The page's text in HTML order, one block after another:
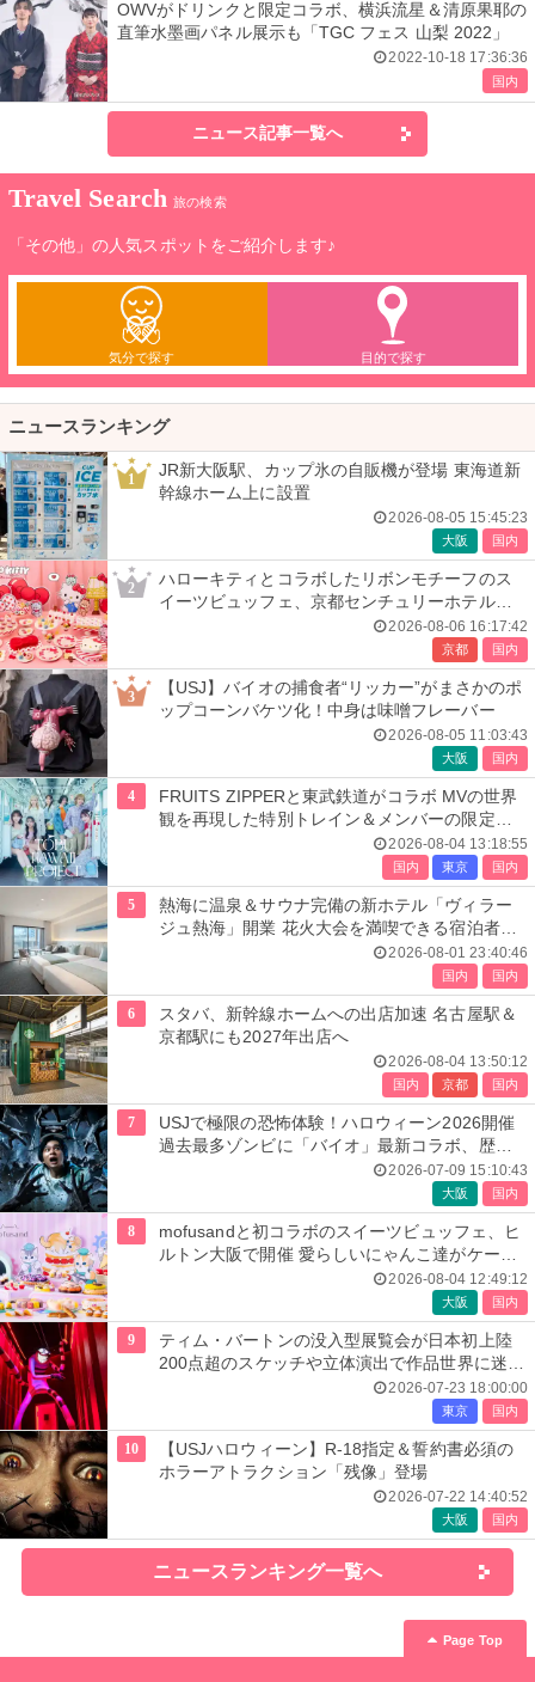
OWVがドリンクと限定コラボ、横浜流星＆清原果耶の
直筆水墨画パネル展示も「TGC フェス 山梨 2022」
2022-10-18 17:36:36
国内
ニュース記事一覧へ
Travel Search 旅の検索
「その他」の人気スポットをご紹介します♪
気分で探す 目的で探す
ニュースランキング
1
JR新大阪駅、カップ氷の自販機が登場 東海道新
幹線ホーム上に設置
2026-08-05 15:45:23
大阪 国内
2
ハローキティとコラボしたリボンモチーフのス
イーツビュッフェ、京都センチュリーホテルで
2026-08-06 16:17:42
京都 国内
3
【USJ】バイオの捕食者“リッカー”がまさかのポ
ップコーンバケツ化！中身は味噌フレーバー
2026-08-05 11:03:43
大阪 国内
4
FRUITS ZIPPERと東武鉄道がコラボ MVの世界
観を再現した特別トレイン＆メンバーの限定ア
2026-08-04 13:18:55
国内 東京 国内
5
熱海に温泉＆サウナ完備の新ホテル「ヴィラー
ジュ熱海」開業 花火大会を満喫できる宿泊者専
2026-08-01 23:40:46
国内 国内
6
スタバ、新幹線ホームへの出店加速 名古屋駅＆
京都駅にも2027年出店へ
2026-08-04 13:50:12
国内 京都 国内
7
USJで極限の恐怖体験！ハロウィーン2026開催
過去最多ゾンビに「バイオ」最新コラボ、歴代
2026-07-09 15:10:43
大阪 国内
8
mofusandと初コラボのスイーツビュッフェ、ヒ
ルトン大阪で開催 愛らしいにゃんこ達がケーキ
2026-08-04 12:49:12
大阪 国内
9
ティム・バートンの没入型展覧会が日本初上陸
200点超のスケッチや立体演出で作品世界に迷い
2026-07-23 18:00:00
東京 国内
10
【USJハロウィーン】R-18指定＆誓約書必須の
ホラーアトラクション「残像」登場
2026-07-22 14:40:52
大阪 国内
ニュースランキング一覧へ
Page Top